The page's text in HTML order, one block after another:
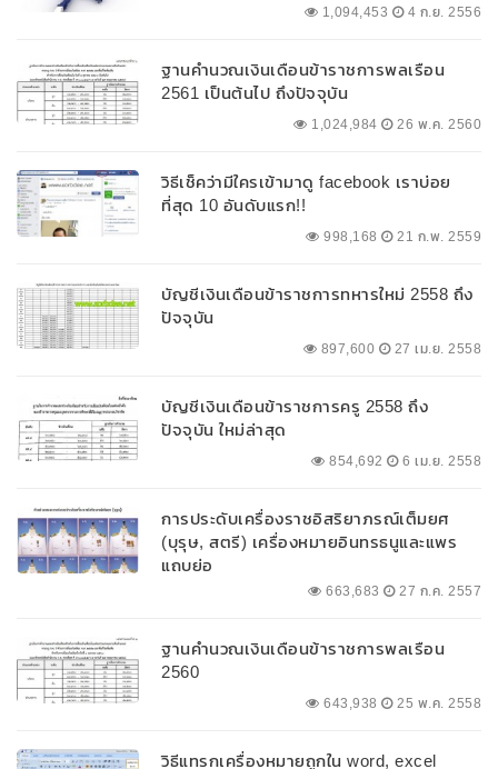
1,094,453 4 ก.ย. 2556
ฐานคำนวณเงินเดือนข้าราชการพลเรือน
2561 เป็นต้นไป ถึงปัจจุบัน
1,024,984 26 พ.ค. 2560
วิธีเช็คว่ามีใครเข้ามาดู facebook เราบ่อย
ที่สุด 10 อันดับแรก!!
998,168 21 ก.พ. 2559
บัญชีเงินเดือนข้าราชการทหารใหม่ 2558 ถึง
ปัจจุบัน
897,600 27 เม.ย. 2558
บัญชีเงินเดือนข้าราชการครู 2558 ถึง
ปัจจุบัน ใหม่ล่าสุด
854,692 6 เม.ย. 2558
การประดับเครื่องราชอิสริยาภรณ์เต็มยศ
(บุรุษ, สตรี) เครื่องหมายอินทรธนูและแพร
แถบย่อ
663,683 27 ก.ค. 2557
ฐานคำนวณเงินเดือนข้าราชการพลเรือน
2560
643,938 25 พ.ค. 2558
วิธีแทรกเครื่องหมายถูกใน word, excel